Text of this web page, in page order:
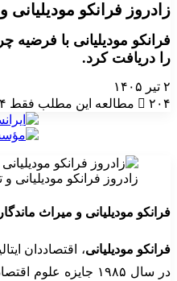
زادروز فرانکو
را دریافت کرد.
۲ تیر ۱۴۰۵
۲۰۴
مطالعه این مطلب فقط ۴ دقیقه زمان نیاز دارد!
زادروز فرانکو مودیلیانی
فرانکو مودیلیانی و میراث
فرانکو مودیلیانی
در سال ۱۹۸۵